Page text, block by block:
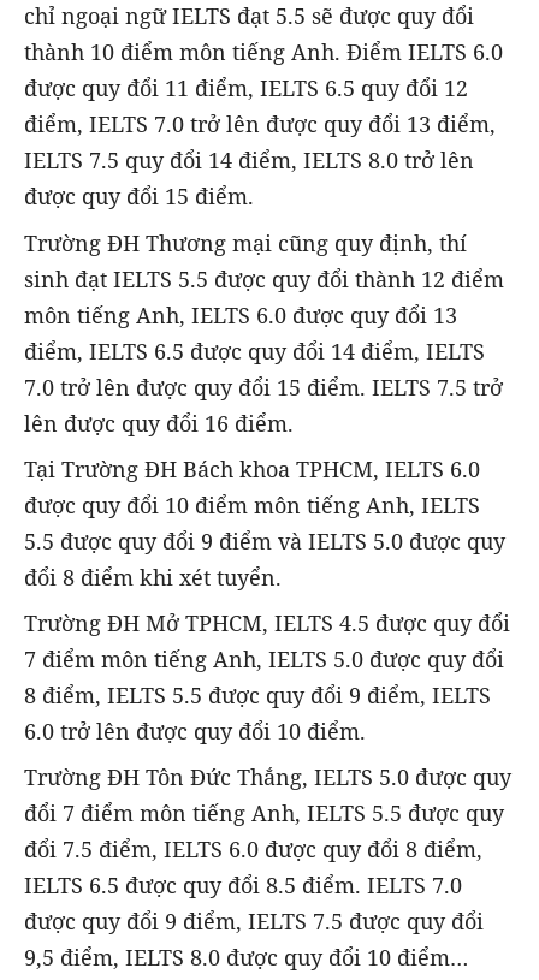
chỉ ngoại ngữ IELTS đạt 5.5 sẽ được quy đổi
thành 10 điểm môn tiếng Anh. Điểm IELTS 6.0
được quy đổi 11 điểm, IELTS 6.5 quy đổi 12
điểm, IELTS 7.0 trở lên được quy đổi 13 điểm,
IELTS 7.5 quy đổi 14 điểm, IELTS 8.0 trở lên
được quy đổi 15 điểm.
Trường ĐH Thương mại cũng quy định, thí
sinh đạt IELTS 5.5 được quy đổi thành 12 điểm
môn tiếng Anh, IELTS 6.0 được quy đổi 13
điểm, IELTS 6.5 được quy đổi 14 điểm, IELTS
7.0 trở lên được quy đổi 15 điểm. IELTS 7.5 trở
lên được quy đổi 16 điểm.
Tại Trường ĐH Bách khoa TPHCM, IELTS 6.0
được quy đổi 10 điểm môn tiếng Anh, IELTS
5.5 được quy đổi 9 điểm và IELTS 5.0 được quy
đổi 8 điểm khi xét tuyển.
Trường ĐH Mở TPHCM, IELTS 4.5 được quy đổi
7 điểm môn tiếng Anh, IELTS 5.0 được quy đổi
8 điểm, IELTS 5.5 được quy đổi 9 điểm, IELTS
6.0 trở lên được quy đổi 10 điểm.
Trường ĐH Tôn Đức Thắng, IELTS 5.0 được quy
đổi 7 điểm môn tiếng Anh, IELTS 5.5 được quy
đổi 7.5 điểm, IELTS 6.0 được quy đổi 8 điểm,
IELTS 6.5 được quy đổi 8.5 điểm. IELTS 7.0
được quy đổi 9 điểm, IELTS 7.5 được quy đổi
9,5 điểm, IELTS 8.0 được quy đổi 10 điểm…